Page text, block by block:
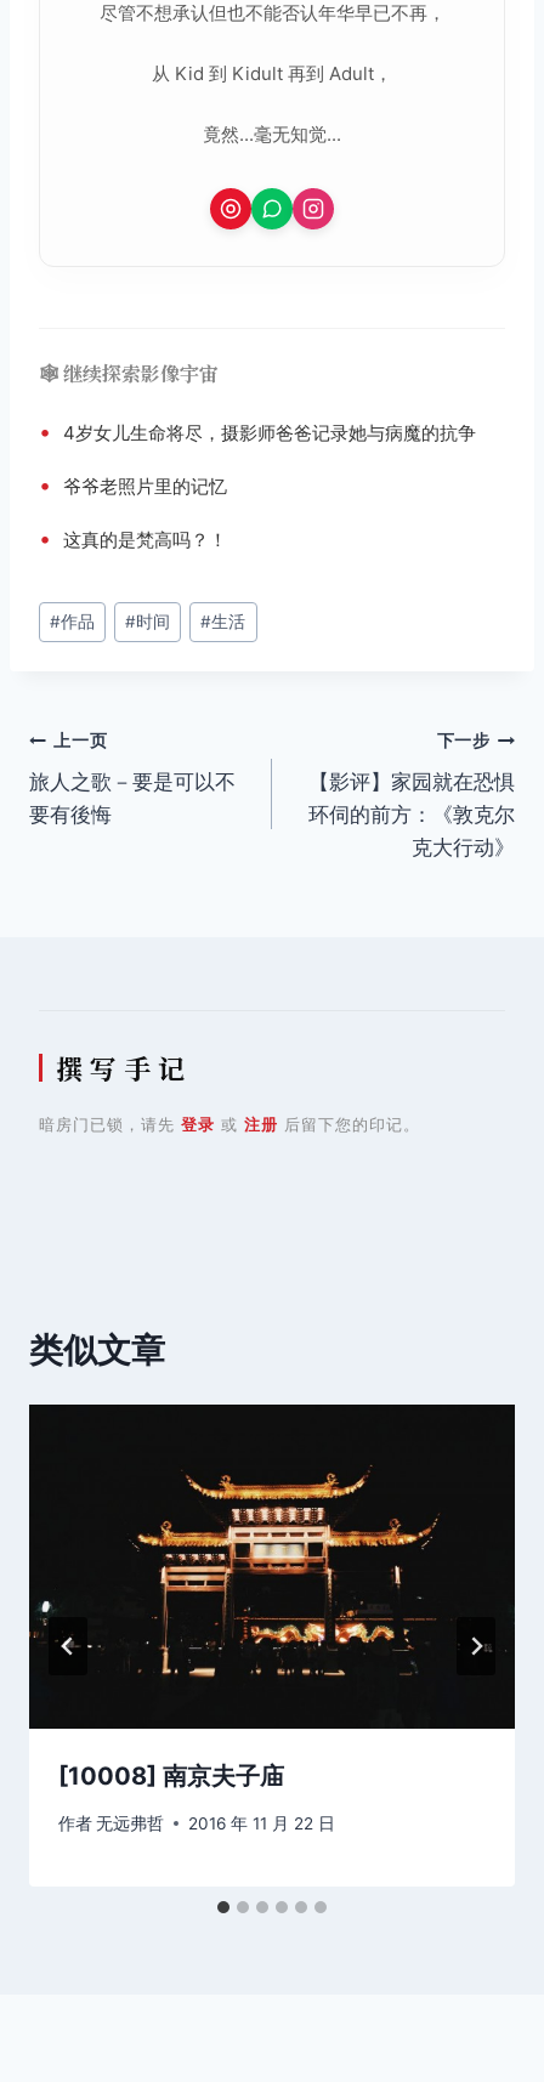
尽管不想承认但也不能否认年华早已不再，
从 Kid 到 Kidult 再到 Adult，
竟然...毫无知觉...
🕸️ 继续探索影像宇宙
• 4岁女儿生命将尽，摄影师爸爸记录她与病魔的抗争
• 爷爷老照片里的记忆
• 这真的是梵高吗？！
文
章
#作品 #时间 #生活
文
章
上一页
旅人之歌－要是可以不
要有後悔
下一步
【影评】家园就在恐惧
环伺的前方：《敦克尔
克大行动》
撰 写 手 记
暗房门已锁，请先 登录 或 注册 后留下您的印记。
类似文章
[10008] 南京夫子庙
作者无远弗哲 2016 年 11 月 22 日